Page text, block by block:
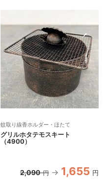
蚊取り線香ホルダー・ほたて
グリルホタテモスキート
（4900）
2,090 円 1,655 円